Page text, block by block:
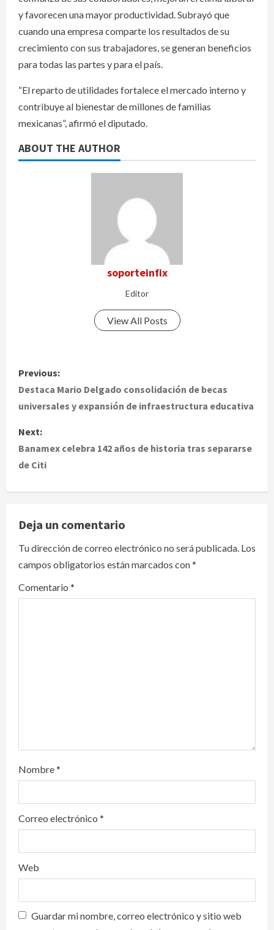
y favorecen una mayor productividad. Subrayó que
cuando una empresa comparte los resultados de su
crecimiento con sus trabajadores, se generan beneficios
para todas las partes y para el país.
“El reparto de utilidades fortalece el mercado interno y
contribuye al bienestar de millones de familias
mexicanas”, afirmó el diputado.
ABOUT THE AUTHOR
soporteinfix
Editor
View All Posts
P
o
t
n
a
v
i
g
a
Previous:
Destaca Mario Delgado consolidación de becas
universales y expansión de infraestructura educativa
Next:
Banamex celebra 142 años de historia tras separarse
de Citi
Deja un comentario
Tu dirección de correo electrónico no será publicada. Los
campos obligatorios están marcados con*
Comentario *
Nombre*
Correo electrónico *
Web
Guardar mi nombre, correo electrónico y sitio web